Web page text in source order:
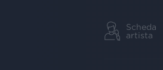
Scheda
artista